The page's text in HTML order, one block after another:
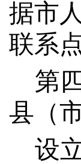
据市
联系
第四
县（
设